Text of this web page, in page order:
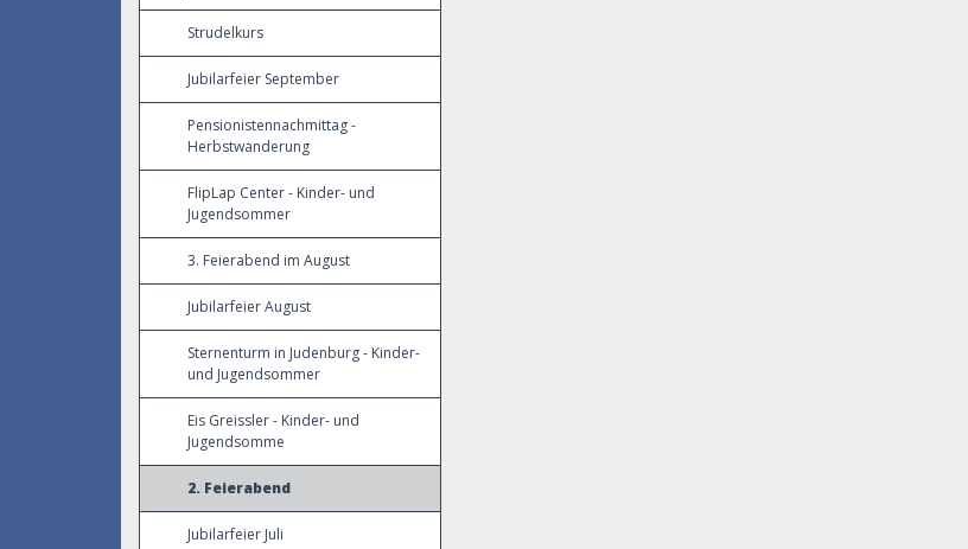
Strudelkurs
Jubilarfeier September
Pensionistennachmittag -
Herbstwanderung
FlipLap Center - Kinder- und
Jugendsommer
3. Feierabend im August
Jubilarfeier August
Sternenturm in Judenburg - Kinder-
und Jugendsommer
Eis Greissler - Kinder- und
Jugendsomme
2. Feierabend
Jubilarfeier Juli